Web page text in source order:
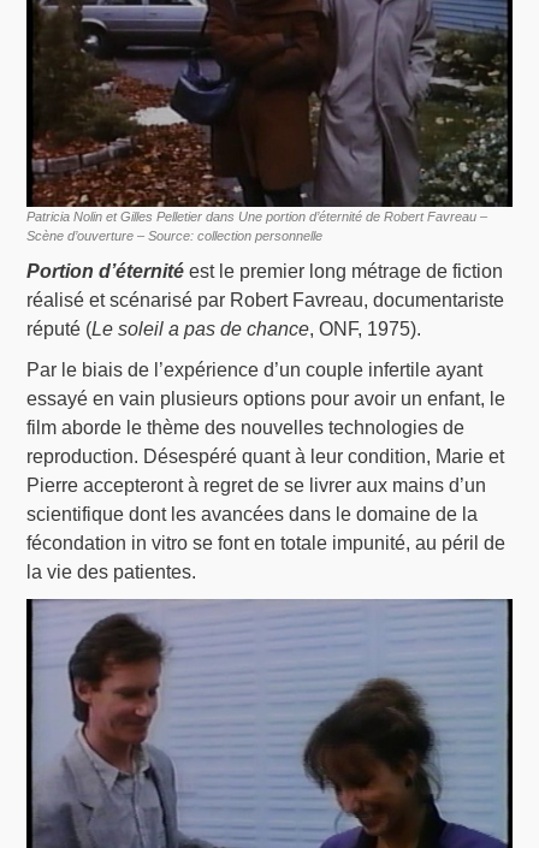
Patricia Nolin et Gilles Pelletier dans Une portion d’éternité de Robert Favreau –
Scène d’ouverture – Source: collection personnelle
Portion d’éternité est le premier long métrage de fiction
réalisé et scénarisé par Robert Favreau, documentariste
réputé (Le soleil a pas de chance, ONF, 1975).
Par le biais de l’expérience d’un couple infertile ayant
essayé en vain plusieurs options pour avoir un enfant, le
film aborde le thème des nouvelles technologies de
reproduction. Désespéré quant à leur condition, Marie et
Pierre accepteront à regret de se livrer aux mains d’un
scientifique dont les avancées dans le domaine de la
fécondation in vitro se font en totale impunité, au péril de
la vie des patientes.